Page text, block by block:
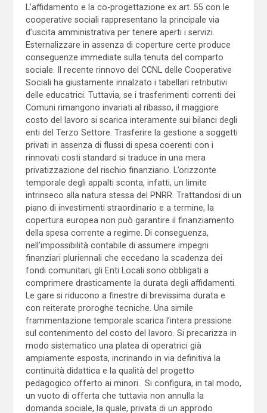
L’affidamento e la co-progettazione ex art. 55 con le
cooperative sociali rappresentano la principale via
d’uscita amministrativa per tenere aperti i servizi.
Esternalizzare in assenza di coperture certe produce
conseguenze immediate sulla tenuta del comparto
sociale. Il recente rinnovo del CCNL delle Cooperative
Sociali ha giustamente innalzato i tabellari retributivi
delle educatrici. Tuttavia, se i trasferimenti correnti dei
Comuni rimangono invariati al ribasso, il maggiore
costo del lavoro si scarica interamente sui bilanci degli
enti del Terzo Settore. Trasferire la gestione a soggetti
privati in assenza di flussi di spesa coerenti con i
rinnovati costi standard si traduce in una mera
privatizzazione del rischio finanziario. L’orizzonte
temporale degli appalti sconta, infatti, un limite
intrinseco alla natura stessa del PNRR. Trattandosi di un
piano di investimenti straordinario e a termine, la
copertura europea non può garantire il finanziamento
della spesa corrente a regime. Di conseguenza,
nell’impossibilità contabile di assumere impegni
finanziari pluriennali che eccedano la scadenza dei
fondi comunitari, gli Enti Locali sono obbligati a
comprimere drasticamente la durata degli affidamenti.
Le gare si riducono a finestre di brevissima durata e
con reiterate proroghe tecniche. Una simile
frammentazione temporale scarica l’intera pressione
sul contenimento del costo del lavoro. Si precarizza in
modo sistematico una platea di operatrici già
ampiamente esposta, incrinando in via definitiva la
continuità didattica e la qualità del progetto
pedagogico offerto ai minori. Si configura, in tal modo,
un vuoto di offerta che tuttavia non annulla la
domanda sociale, la quale, privata di un approdo